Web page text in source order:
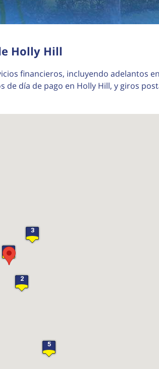
Holly Hill
financieros, incluyendo adelantos
día de pago en Holly Hill, y giros
1
2
3
5